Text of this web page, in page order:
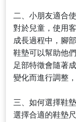
二、小朋友適合
對於兒童，使用
成長過程中，腳
鞋墊可以幫助他
足部特徵會隨著
變化而進行調整
三、如何選擇鞋
選擇合適的鞋墊